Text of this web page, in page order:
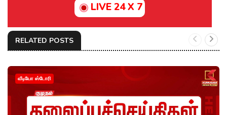
LIVE 24 X 7
RELATED POSTS
வீடியோ ஸ்டோரி